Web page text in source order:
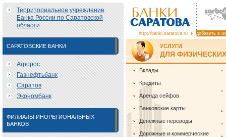
Территориальное учреждение
Банка России по Саратовской
области
САРАТОВСКИЕ БАНКИ
Агророс
Газнефтьбанк
Саратов
Экономбанк
ФИЛИАЛЫ ИНОРЕГИОНАЛЬНЫХ
БАНКОВ
http://banki.saratova.ru добавить в
УСЛУГИ
ДЛЯ
Вклады
Кредиты
Аренда сейфов
Банковские карты
Денежные переводы
Дорожные и коммерческие